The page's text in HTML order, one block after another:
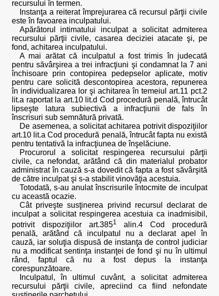
recursului în termen.
Instanţa a reiterat împrejurarea că recursul părţii civile
este în favoarea inculpatului.
Apărătorul intimatului inculpat a solicitat admiterea
recursului părţii civile, casarea deciziei atacate şi, pe
fond, achitarea inculpatului.
A mai arătat că inculpatul a fost trimis în judecată
pentru săvârşirea a trei infracţiuni şi condamnat la 7 ani
închisoare prin contopirea pedepselor aplicate, motiv
pentru care solicită descontopirea acestora, repunerea
în individualizarea lor şi achitarea în temeiul art.11 pct.2
lit.a raportat la art.10 lit.d Cod procedură penală, întrucât
lipseşte latura subiectivă a infracţiunii de fals în
înscrisuri sub semnătură privată.
De asemenea, a solicitat achitarea potrivit dispoziţiilor
art.10 lit.a Cod procedură penală, întrucât fapta nu există
pentru tentativă la infracţiunea de înşelăciune.
Procurorul a solicitat respingerea recursului părţii
civile, ca nefondat, arătând că din materialul probator
administrat în cauză s-a dovedit că fapta a fost săvârşită
de către inculpat şi s-a stabilit vinovăţia acestuia.
Totodată, s-au anulat înscrisurile întocmite de inculpat
cu această ocazie.
Cât priveşte susţinerea privind recursul declarat de
inculpat a solicitat respingerea acestuia ca inadmisibil,
potrivit dispoziţiilor art.3851 alin.4 Cod procedură
penală, arătând că inculpatul nu a declarat apel în
cauză, iar soluţia dispusă de instanţa de control judiciar
nu a modificat sentinţa instanţei de fond şi nu în ultimul
rând, faptul că nu a fost depus la instanţa
corespunzătoare.
Inculpatul, în ultimul cuvânt, a solicitat admiterea
recursului părţii civile, apreciind ca fiind nefondate